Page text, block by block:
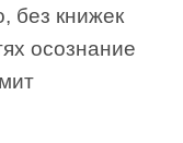
без книжек
осознание